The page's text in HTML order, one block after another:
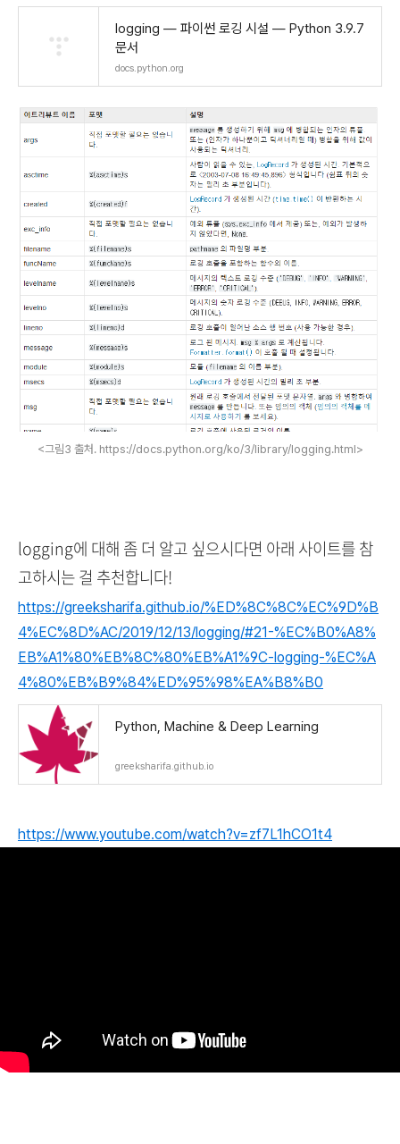
logging — 파이썬 로깅 시설 — Python 3.9.7
문서
docs.python.org
<그림3 출처. https://docs.python.org/ko/3/library/logging.html>
logging에 대해 좀 더 알고 싶으시다면 아래 사이트를 참
고하시는 걸 추천합니다!
https://greeksharifa.github.io/%ED%8C%8C%EC%9D%B
4%EC%8D%AC/2019/12/13/logging/#21-%EC%B0%A8%
EB%A1%80%EB%8C%80%EB%A1%9C-logging-%EC%A
4%80%EB%B9%84%ED%95%98%EA%B8%B0
Python, Machine & Deep Learning
greeksharifa.github.io
https://www.youtube.com/watch?v=zf7L1hCO1t4